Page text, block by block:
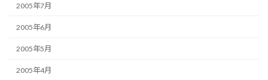
2005年7月
2005年6月
2005年5月
2005年4月